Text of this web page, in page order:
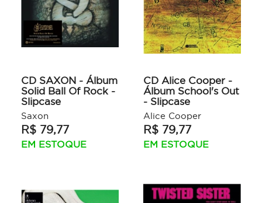
CD SAXON - Álbum
Solid Ball Of Rock -
Slipcase
Saxon
R$ 79,77
EM ESTOQUE
CD Alice Cooper -
Álbum School's Out
- Slipcase
Alice Cooper
R$ 79,77
EM ESTOQUE